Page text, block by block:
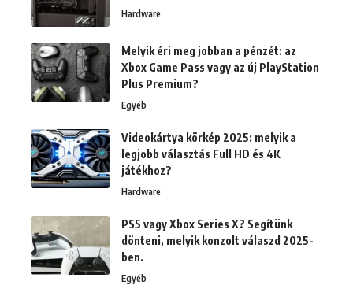
Hardware
Melyik éri meg jobban a pénzét: az
Xbox Game Pass vagy az új PlayStation
Plus Premium?
Egyéb
Videokártya körkép 2025: melyik a
legjobb választás Full HD és 4K
játékhoz?
Hardware
PS5 vagy Xbox Series X? Segítünk
dönteni, melyik konzolt válaszd 2025-
ben.
Egyéb